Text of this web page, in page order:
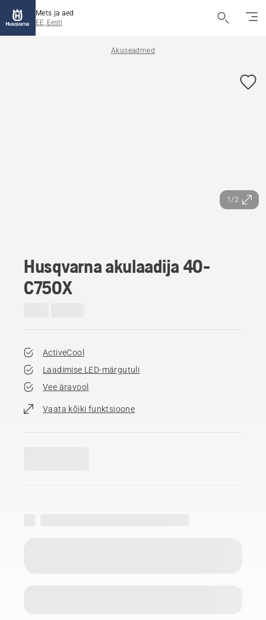
Mets ja aed
EE, Eesti
Akuseadmed
1/2
Husqvarna akulaadija 40-
C750X
ActiveCool
Laadimise LED-märgutuli
Vee äravool
Vaata kõiki funktsioone